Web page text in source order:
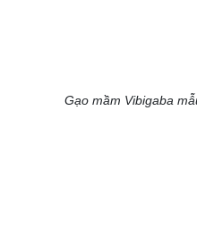
Gạo mầm Vibigaba